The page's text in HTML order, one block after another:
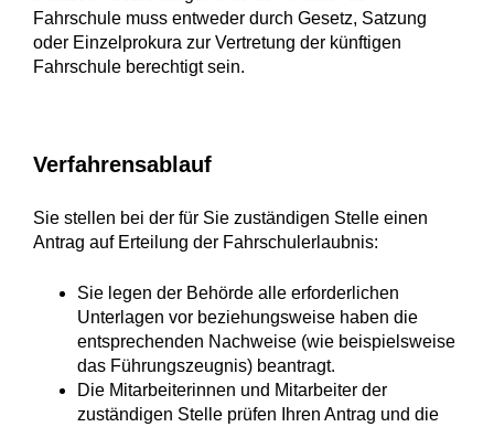
Fahrschule muss entweder durch Gesetz, Satzung
oder Einzelprokura zur Vertretung der künftigen
Fahrschule berechtigt sein.
Verfahrensablauf
Sie stellen bei der für Sie zuständigen Stelle einen
Antrag auf Erteilung der Fahrschulerlaubnis:
Sie legen der Behörde alle erforderlichen
Unterlagen vor beziehungsweise haben die
entsprechenden Nachweise (wie beispielsweise
das Führungszeugnis) beantragt.
Die Mitarbeiterinnen und Mitarbeiter der
zuständigen Stelle prüfen Ihren Antrag und die